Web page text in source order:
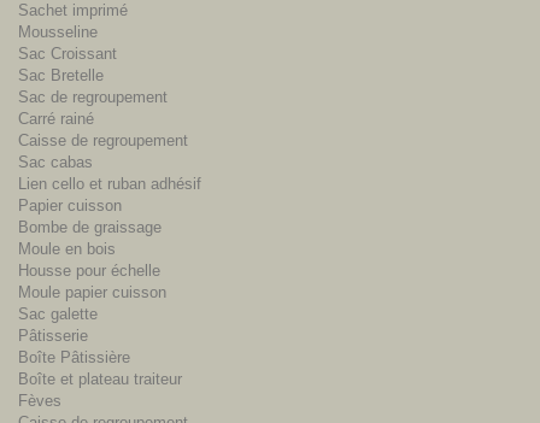
Sachet imprimé
Mousseline
Sac Croissant
Sac Bretelle
Sac de regroupement
Carré rainé
Caisse de regroupement
Sac cabas
Lien cello et ruban adhésif
Papier cuisson
Bombe de graissage
Moule en bois
Housse pour échelle
Moule papier cuisson
Sac galette
Pâtisserie
Boîte Pâtissière
Boîte et plateau traiteur
Fèves